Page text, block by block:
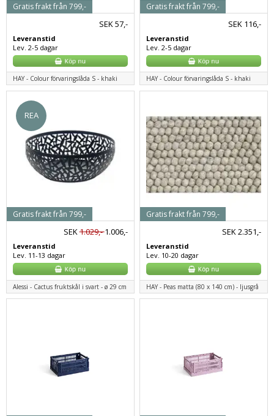
SEK57,-
Leveranstid
Lev. 2-5 dagar
Gratis frakt från 799,-
HAY - Colour förvaringslåda S - khaki
SEK 116,-
Leveranstid
Lev. 2-5 dagar
Gratis frakt från 799,-
HAY - Colour förvaringslåda S - khaki
REA
SEK1.029,-1.006,-
Leveranstid
Lev. 11-13 dagar
Gratis frakt från 799,-
Alessi - Cactus fruktskål i svart - ø 29 cm
SEK2.351,-
Leveranstid
Lev. 10-20 dagar
Gratis frakt från 799,-
HAY - Peas matta (80 x 140 cm) - ljusgrå